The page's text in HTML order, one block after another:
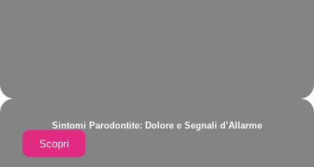
Sintomi Parodontite: Dolore e Segnali d’Allarme
Scopri